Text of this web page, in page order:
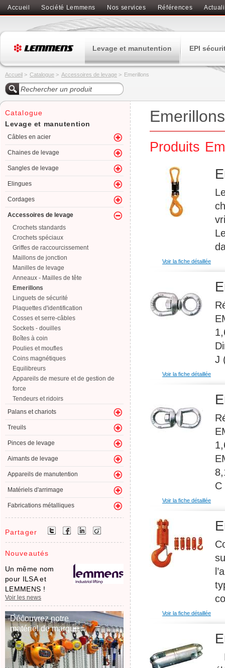
Accueil Société Lemmens Nos services Références
Levage et manutention EPI
Accueil > Catalogue > Accessoires de levage > Emerillons
Catalogue
Levage et manutention
Câbles en acier
Chaines de levage
Sangles de levage
Elingues
Cordages
Accessoires de levage
Crochets standards
Crochets spéciaux
Griffes de raccourcissement
Maillons de jonction
Manilles de levage
Anneaux - Mailles de tête
Emerillons
Linguets de sécurité
Plaquettes d'identification
Cosses et serre-câbles
Sockets - douilles
Boîtes à coin
Poulies et moufles
Coins magnétiques
Equilibreurs
Appareils de mesure et de gestion de
force
Tendeurs et ridoirs
Palans et chariots
Treuils
Pinces de levage
Aimants de levage
Appareils de manutention
Matériels d'arrimage
Fabrications métalliques
Partager
Nouveautés
Un même nom
pour ILSA et
LEMMENS !
Voir les news
Découvrez notre
matériel de marque
Emerillons
Produits
Voir la fiche détaillée
J
Voir la fiche détaillée
C
Voir la fiche détaillée
Voir la fiche détaillée